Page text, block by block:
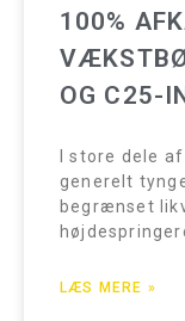
100%
OG C25-
I store dele
generelt
begrænset
LÆS MERE »